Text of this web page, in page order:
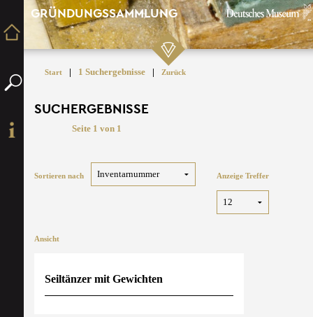
GRÜNDUNGSSAMMLUNG
Start | 1 Suchergebnisse | Zurück
SUCHERGEBNISSE
Seite 1 von 1
Sortieren nach Anzeige Treffer
Ansicht
Seiltänzer mit Gewichten